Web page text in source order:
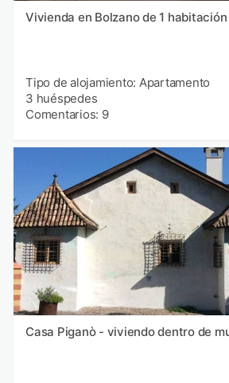
Vivienda en Bolzano de 1 habitación
Tipo de alojamiento: Apartamento
3 huéspedes
Comentarios: 9
Casa Piganò - viviendo dentro de